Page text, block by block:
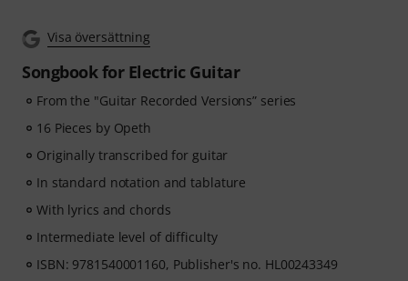
Visa översättning
Songbook for Electric Guitar
From the "Guitar Recorded Versions” series
16 Pieces by Opeth
Originally transcribed for guitar
In standard notation and tablature
With lyrics and chords
Intermediate level of difficulty
ISBN: 9781540001160, Publisher's no. HL00243349